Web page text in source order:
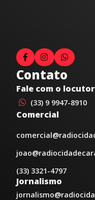
Contato
Fale com o locutor
(33) 9 9947-8910
Comercial
(33) 3321-4797
Jornalismo